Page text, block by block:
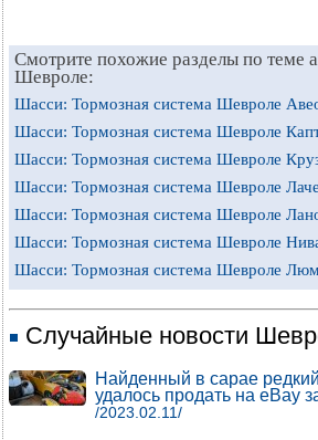
Смотрите похожие разделы по теме
Шевроле:
Шасси: Тормозная система Шевроле
Шасси: Тормозная система Шевроле
Шасси: Тормозная система Шевроле
Шасси: Тормозная система Шевроле
Шасси: Тормозная система Шевроле
Шасси: Тормозная система Шевроле
Шасси: Тормозная система Шевроле
Случайные новости
Найденный в сарае
удалось продать на eBay
/2023.02.11/